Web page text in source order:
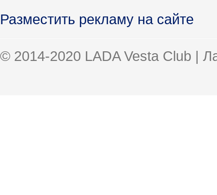
Разместить рекламу на сайте
© 2014-2020 LADA Vesta Club |